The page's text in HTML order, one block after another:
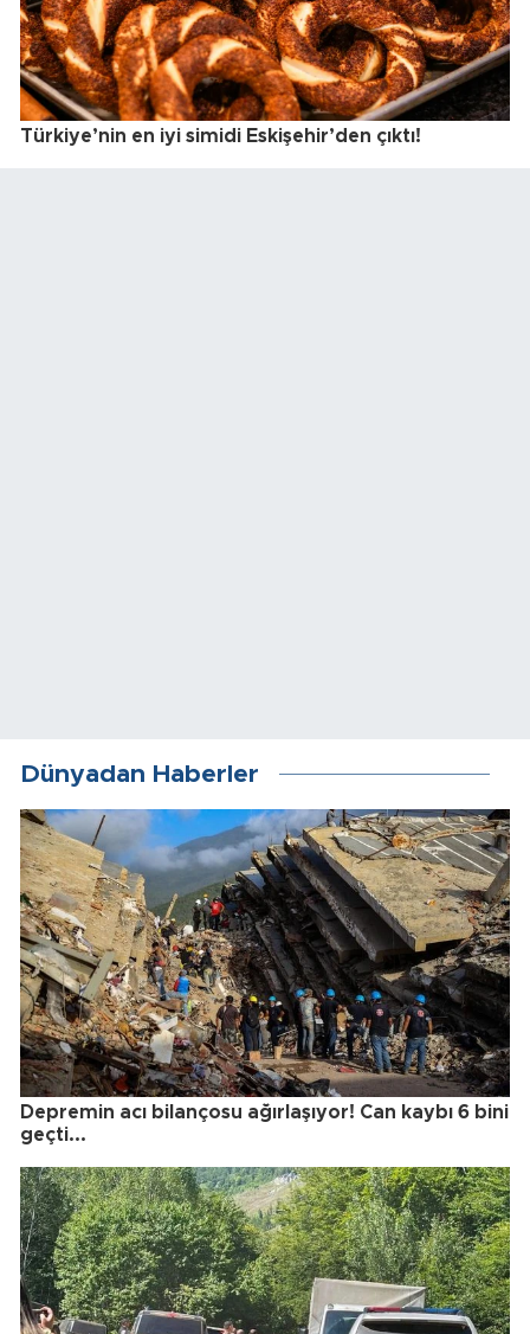
Türkiye’nin en iyi simidi Eskişehir’den çıktı!
Dünyadan Haberler
Depremin acı bilançosu ağırlaşıyor! Can kaybı 6 bini
geçti...